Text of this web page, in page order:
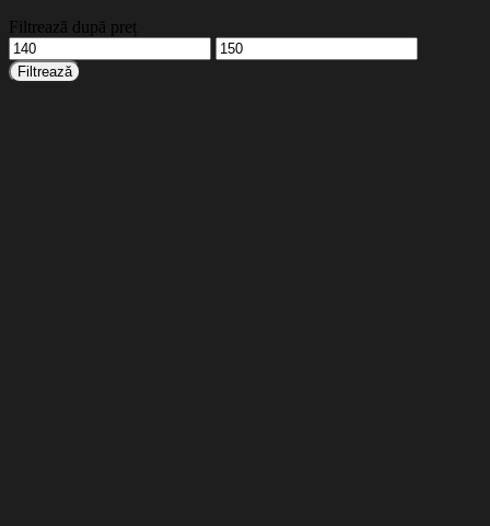
Filtrează după preț
Preț
minim
Preț
maxim
Filtrează